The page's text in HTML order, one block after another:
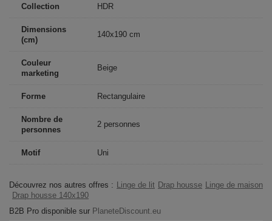
Collection HDR
Dimensions
(cm)
140x190 cm
Couleur
marketing
Beige
Forme Rectangulaire
Nombre de
personnes
2 personnes
Motif Uni
Découvrez nos autres offres : Linge de lit Drap housse Linge de maison
Drap housse 140x190
B2B Pro disponible sur PlaneteDiscount.eu